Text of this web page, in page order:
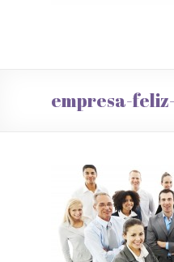
empresa-